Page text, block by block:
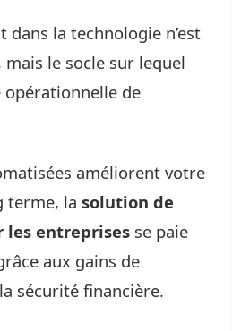
dans la technologie n’est
mais le socle sur lequel
opérationnelle de
améliorent votre
terme, la solution de
entreprises se paie
aux gains de
sécurité financière.